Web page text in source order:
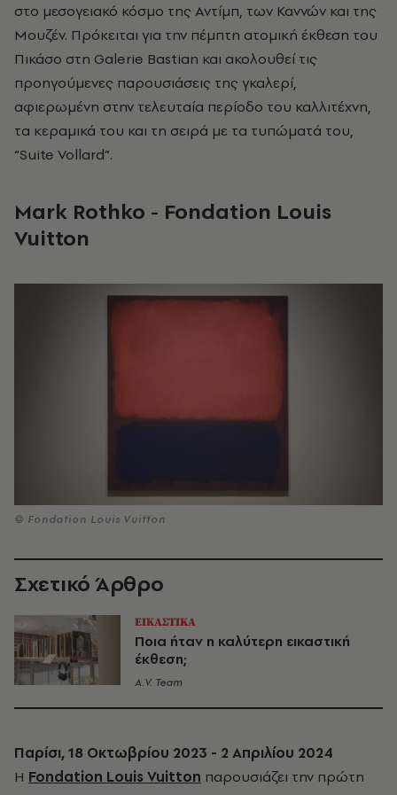
στο μεσογειακό κόσμο της Αντίμπ, των Καννών και της
Μουζέν. Πρόκειται για την πέμπτη ατομική έκθεση του
Πικάσο στη Galerie Bastian και ακολουθεί τις
προηγούμενες παρουσιάσεις της γκαλερί,
αφιερωμένη στην τελευταία περίοδο του καλλιτέχνη,
τα κεραμικά του και τη σειρά με τα τυπώματά του,
“Suite Vollard”.
Mark Rothko - Fondation Louis
Vuitton
© Fondation Louis Vuitton
Σχετικό Άρθρο
ΕΙΚΑΣΤΙΚΑ
Ποια ήταν η καλύτερη εικαστική
έκθεση;
A.V. Team
Παρίσι, 18 Οκτωβρίου 2023 - 2 Απριλίου 2024
Η Fondation Louis Vuitton παρουσιάζει την πρώτη